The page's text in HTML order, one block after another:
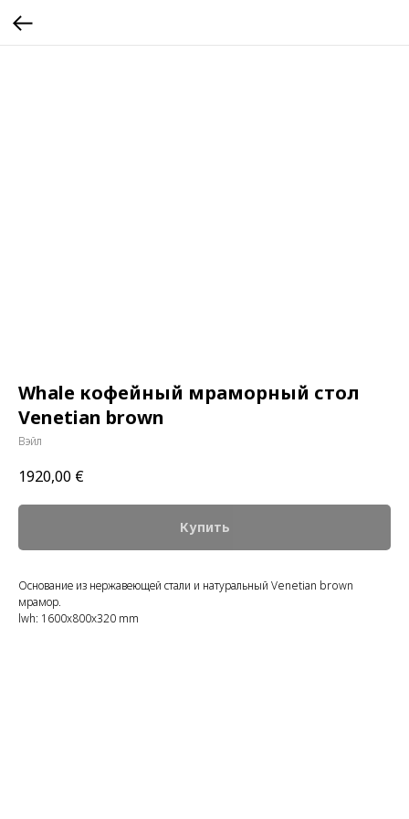
Whale кофейный мраморный стол
Venetian brown
Вэйл
1920,00 €
Купить
Основание из нержавеющей стали и натуральный Venetian brown
мрамор.
lwh: 1600x800x320 mm